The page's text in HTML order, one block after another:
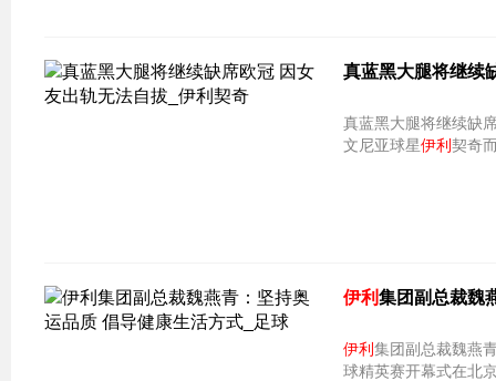
真蓝黑大腿将继续
真蓝黑大腿将继续缺
文尼亚球星伊利 契奇
伊利集团副总裁魏
伊利 集团副总裁魏燕青：坚持
球精英赛开幕式在北